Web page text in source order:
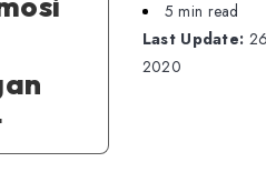
5 min read
Last Update:
2020